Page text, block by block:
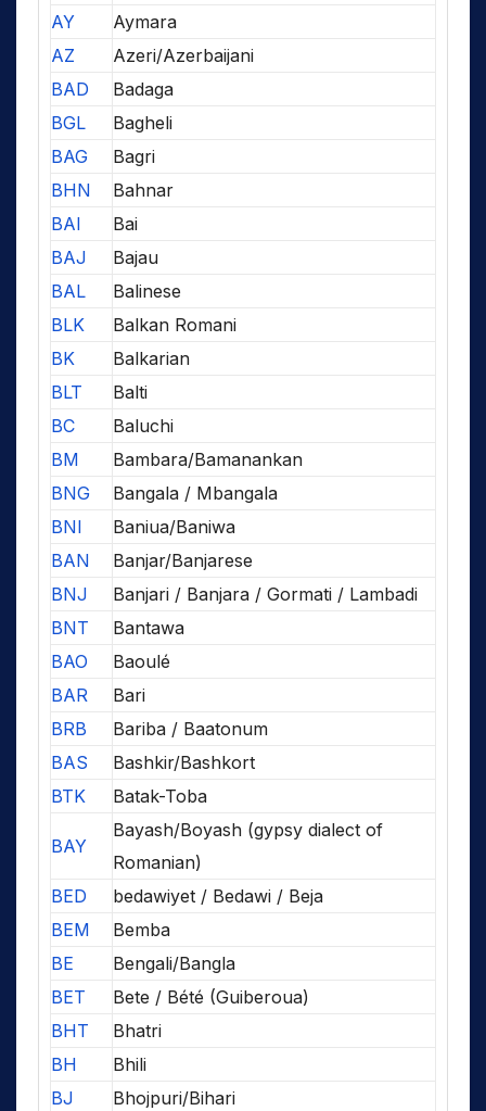
AY
Aymara
AZ
Azeri/Azerbaijani
BAD
Badaga
BGL
Bagheli
BAG
Bagri
BHN
Bahnar
BAI
Bai
BAJ
Bajau
BAL
Balinese
BLK
Balkan Romani
BK
Balkarian
BLT
Balti
BC
Baluchi
BM
Bambara/Bamanankan
BNG
Bangala / Mbangala
BNI
Baniua/Baniwa
BAN
Banjar/Banjarese
BNJ
Banjari / Banjara / Gormati / Lambadi
BNT
Bantawa
BAO
Baoulé
BAR
Bari
BRB
Bariba / Baatonum
BAS
Bashkir/Bashkort
BTK
Batak-Toba
BAY
Bayash/Boyash (gypsy dialect of
Romanian)
BED
bedawiyet / Bedawi / Beja
BEM
Bemba
BE
Bengali/Bangla
BET
Bete / Bété (Guiberoua)
BHT
Bhatri
BH
Bhili
BJ
Bhojpuri/Bihari